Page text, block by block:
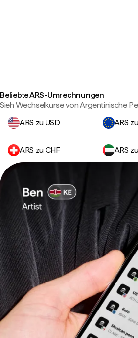
Beliebte ARS-Umrechnungen
Sieh Wechselkurse von Argentinische
ARS zu USD
ARS
ARS zu CHF ARS